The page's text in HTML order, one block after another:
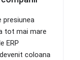
presiunea
tot mai mare
ERP
coloana